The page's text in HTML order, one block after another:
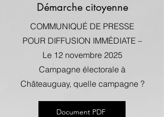
Démarche citoyenne
COMMUNIQUÉ DE PRESSE
POUR DIFFUSION IMMÉDIATE –
Le 12 novembre 2025
Campagne électorale à
Châteauguay, quelle campagne ?
Document PDF